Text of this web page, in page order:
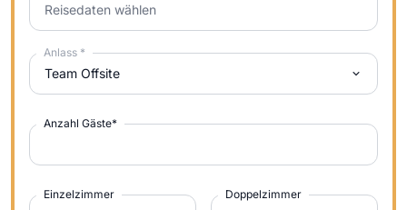
Reisedaten wählen
Team Offsite
Anlass *
Anzahl Gäste*
Einzelzimmer Doppelzimmer